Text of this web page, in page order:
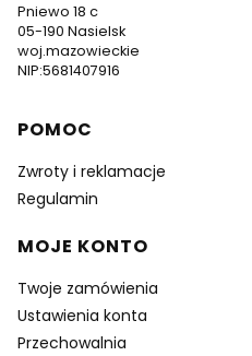
Pniewo 18 c
05-190 Nasielsk
woj.mazowieckie
NIP:5681407916
Linki w stopce
POMOC
Zwroty i reklamacje
Regulamin
MOJE KONTO
Twoje zamówienia
Ustawienia konta
Przechowalnia